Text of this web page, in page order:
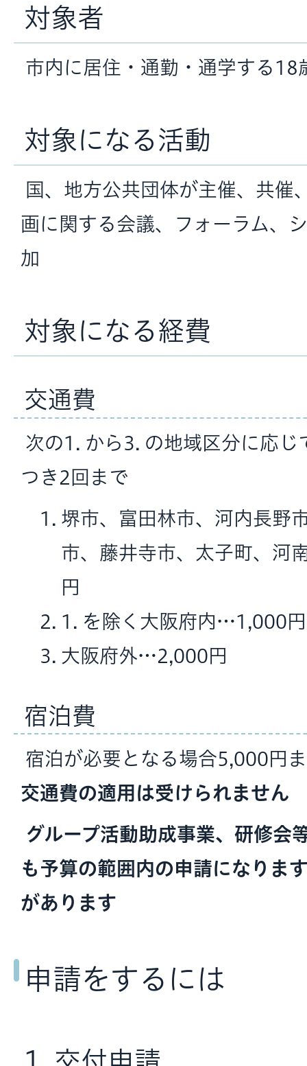
対象者
市内に居住・通勤・通学する18
対象になる活動
国、地方公共団体が主催、共催
画に関する会議、フォーラム、
加
対象になる経費
交通費
次の1. から3. の地域区分に応じ
つき2回まで
堺市、富田林市、河内長野
市、藤井寺市、太子町、河
円
1. を除く大阪府内…1,000円
大阪府外…2,000円
宿泊費
宿泊が必要となる場合5,000円
交通費の適用は受けられません
グループ活動助成事業、研修会
も予算の範囲内の申請になりま
があります
申請をするには
1. 交付申請